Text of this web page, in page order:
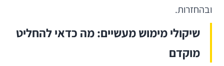
ובהחזרות.
שיקולי מימוש מעשיים: מה כדאי להחליט
מוקדם